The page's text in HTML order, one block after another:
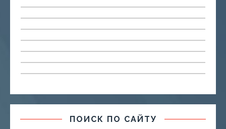
ПОИСК ПО САЙТУ